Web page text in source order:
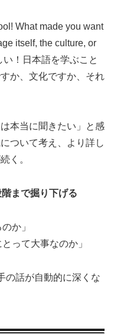
What made you want
itself, the culture, or
！日本語を学ぶこと
か、文化ですか、それ
本当に聞きたい」と感
ついて考え、より詳し
く。
まで掘り下げる
か」
って大事なのか」
の話が自動的に深くな